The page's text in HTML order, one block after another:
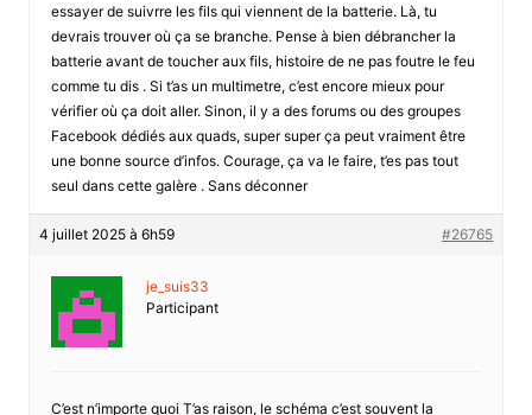
essayer de suivrre les fils qui viennent de la batterie. Là, tu
devrais trouver où ça se branche. Pense à bien débrancher la
batterie avant de toucher aux fils, histoire de ne pas foutre le feu
comme tu dis . Si t’as un multimetre, c’est encore mieux pour
vérifier où ça doit aller. Sinon, il y a des forums ou des groupes
Facebook dédiés aux quads, super super ça peut vraiment être
une bonne source d’infos. Courage, ça va le faire, t’es pas tout
seul dans cette galère . Sans déconner
4 juillet 2025 à 6h59 #26765
je_suis33
Participant
C’est n’importe quoi T’as raison, le schéma c’est souvent la